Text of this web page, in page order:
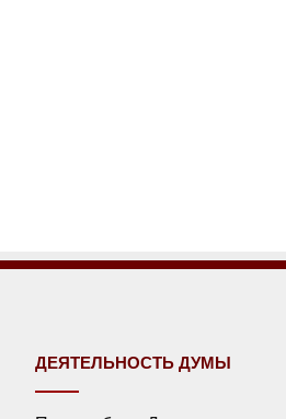
ДЕЯТЕЛЬНОСТЬ ДУМЫ